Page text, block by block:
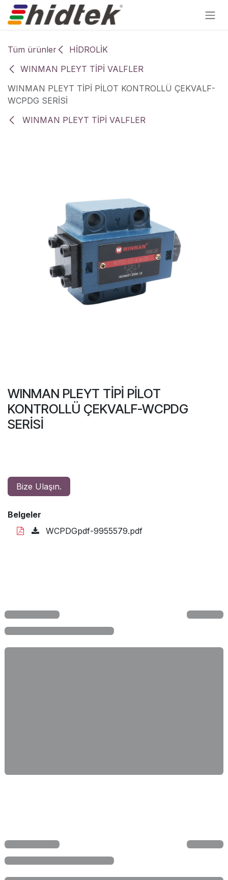
İçereği Atla
Tüm ürünler
HİDROLİK
WINMAN PLEYT TİPİ VALFLER
WINMAN PLEYT TİPİ PİLOT KONTROLLÜ ÇEKVALF-
WCPDG SERİSİ
WINMAN PLEYT TİPİ VALFLER
WINMAN PLEYT TİPİ PİLOT
KONTROLLÜ ÇEKVALF-WCPDG
SERİSİ
Bize Ulaşın.
Belgeler
WCPDGpdf-9955579.pdf